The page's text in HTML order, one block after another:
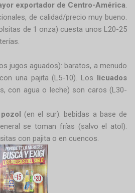
exportador de Centro-América.
de calidad/precio muy bueno.
de 1 onza) cuesta unos L20-25
jugos aguados): baratos, a menudo
una pajita (L5-10). Los licuados
con agua o leche) son caros (L30-
(en el sur): bebidas a base de
se toman frías (salvo el atol).
con pajita o en cuencos.